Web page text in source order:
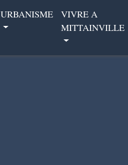
URBANISME
VIVRE A
MITTAINVILLE